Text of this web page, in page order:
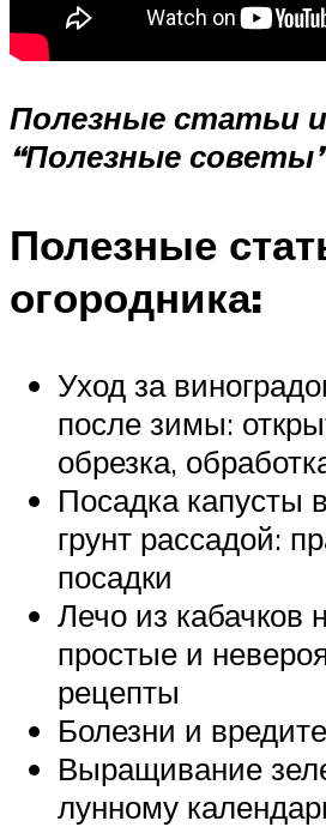
Полезные статьи
“Полезные
Полезные
огородника:
Уход за
после зимы:
обрезка,
Посадка капусты
грунт рассадой:
посадки
Лечо из кабачков
простые и
рецепты
Болезни и
Выращивание
лунному